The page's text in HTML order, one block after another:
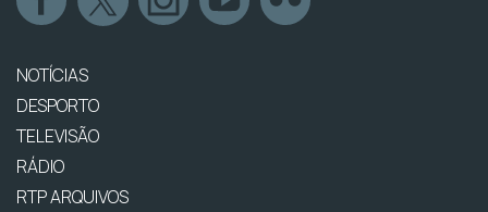
NOTÍCIAS
DESPORTO
TELEVISÃO
RÁDIO
RTP ARQUIVOS